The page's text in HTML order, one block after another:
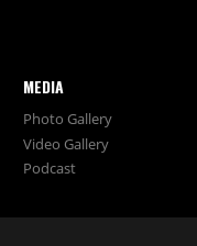
MEDIA
Photo Gallery
Video Gallery
Podcast